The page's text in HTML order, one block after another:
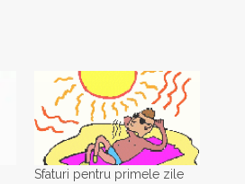
Sfaturi pentru primele zile